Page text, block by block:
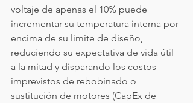
voltaje de apenas el 10% puede
incrementar su temperatura interna por
encima de su límite de diseño,
reduciendo su expectativa de vida útil
a la mitad y disparando los costos
imprevistos de rebobinado o
sustitución de motores (CapEx de